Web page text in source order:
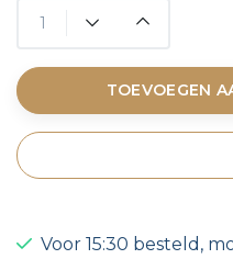
TOEVOEGEN
Voor 15:30 besteld,